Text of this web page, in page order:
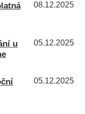
08.12.2025
05.12.2025
u
05.12.2025